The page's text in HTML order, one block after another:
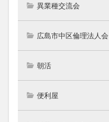
異業種交流会
広島市中区倫理法人会
朝活
便利屋